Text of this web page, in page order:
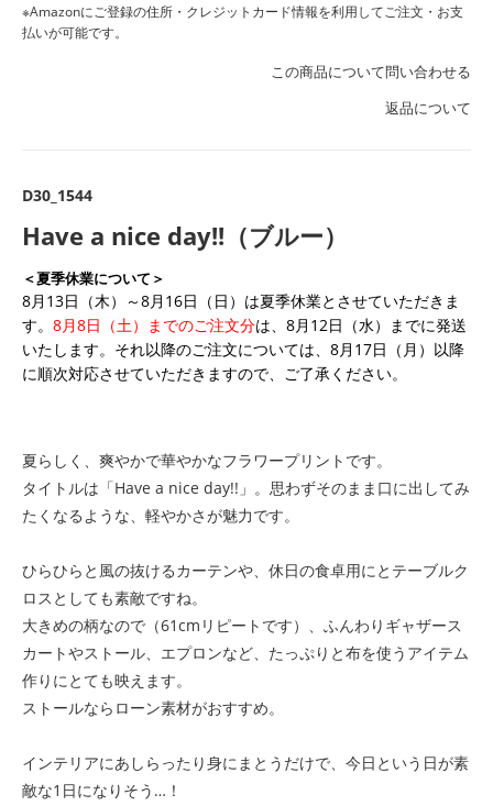
※Amazonにご登録の住所・クレジットカード情報を利用してご注文・お支
払いが可能です。
この商品について問い合わせる
返品について
D30_1544
Have a nice day!!（ブルー）
＜夏季休業について＞
8月13日（木）～8月16日（日）は夏季休業とさせていただきま
す。 8月8日（土）までのご注文分は、8月12日（水）までに発送
いたします。それ以降のご注文については、8月17日（月）以降
に順次対応させていただきますので、ご了承ください。
夏らしく、爽やかで華やかなフラワープリントです。
タイトルは「Have a nice day!!」。思わずそのまま口に出してみ
たくなるような、軽やかさが魅力です。
ひらひらと風の抜けるカーテンや、休日の食卓用にとテーブルク
ロスとしても素敵ですね。
大きめの柄なので（61cmリピートです）、ふんわりギャザース
カートやストール、エプロンなど、たっぷりと布を使うアイテム
作りにとても映えます。
ストールならローン素材がおすすめ。
インテリアにあしらったり身にまとうだけで、今日という日が素
敵な1日になりそう…！